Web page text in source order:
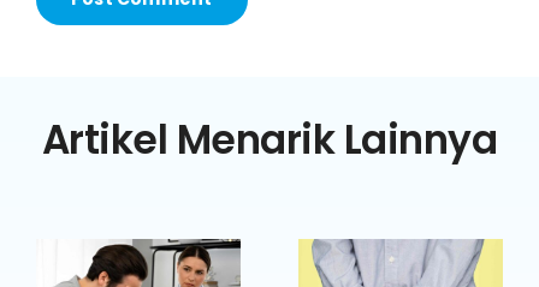
Artikel Menarik Lainnya